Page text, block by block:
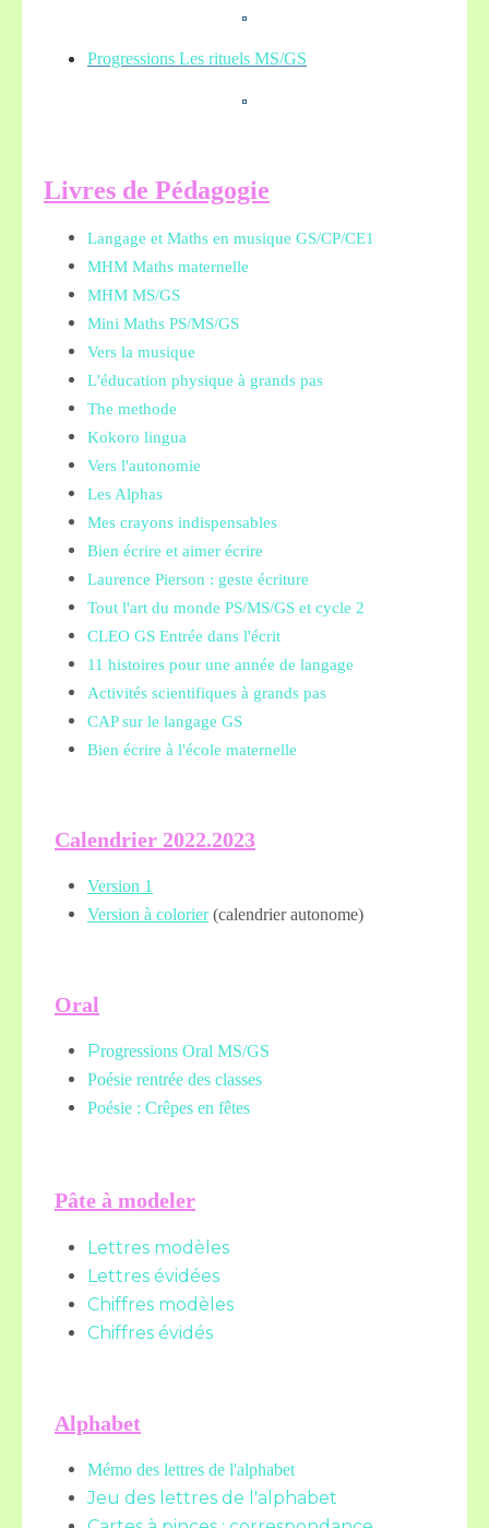
Progressions Les rituels MS/GS
Livres de Pédagogie
Langage et Maths en musique GS/CP/CE1
MHM Maths maternelle
MHM MS/GS
Mini Maths PS/MS/GS
Vers la musique
L'éducation physique à grands pas
The methode
Kokoro lingua
Vers l'autonomie
Les Alphas
Mes crayons indispensables
Bien écrire et aimer écrire
Laurence Pierson : geste écriture
Tout l'art du monde PS/MS/GS et cycle 2
CLEO GS Entrée dans l'écrit
11 histoires pour une année de langage
Activités scientifiques à grands pas
CAP sur le langage GS
Bien écrire à l'école maternelle
Calendrier 2022.2023
Version 1
Version à colorier(calendrier autonome)
Oral
Progressions Oral MS/GS
Poésie rentrée des classes
Poésie : Crêpes en fêtes
Pâte à modeler
Lettres modèles
Lettres évidées
Chiffres modèles
Chiffres évidés
Alphabet
Mémo des lettres de l'alphabet
Jeu des lettres de l'alphabet